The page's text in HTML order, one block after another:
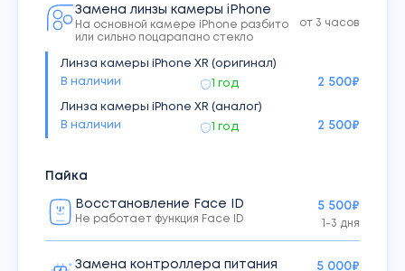
В наличии
1 год
Заднее стекло на iPhone XR (черное)
1 год
Замена линзы камеры iPhone
На основной камере iPhone разбито
или сильно поцарапано стекло
от 3 часов
Линза камеры iPhone XR (оригинал)
В наличии
1 год 2 500₽
Линза камеры iPhone XR (аналог)
В наличии
1 год 2 500₽
Пайка
Восстановление Face ID
Не работает функция Face ID
5 500₽
1-3 дня
Замена контроллера питания 5 000₽